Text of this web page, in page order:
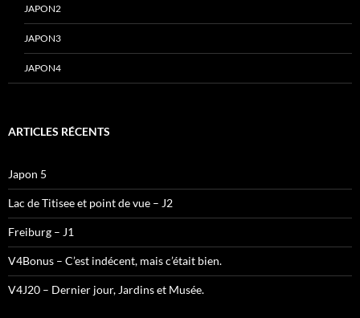
JAPON2
JAPON3
JAPON4
ARTICLES RÉCENTS
Japon 5
Lac de Titisee et point de vue – J2
Freiburg – J1
V4Bonus – C’est indécent, mais c’était bien.
V4J20 – Dernier jour, Jardins et Musée.